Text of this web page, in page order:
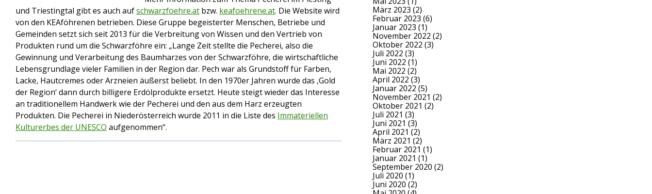
und Triestingtal gibt es auch aufschwarzfoehre.at bzw. keafoehrene.at. Die Website wird
von den KEAföhrenen betrieben. Diese Gruppe begeisterter Menschen, Betriebe und
Gemeinden setzt sich seit 2013 für die Verbreitung von Wissen und den Vertrieb von
Produkten rund um die Schwarzföhre ein: „Lange Zeit stellte die Pecherei, also die
Gewinnung und Verarbeitung des Baumharzes von der Schwarzföhre, die wirtschaftliche
Lebensgrundlage vieler Familien in der Region dar. Pech war als Grundstoff für Farben,
Lacke, Hautcremes oder Arzneien äußerst beliebt. In den 1970er Jahren wurde das ‚Gold
der Region‘ dann durch billigere Erdölprodukte ersetzt. Heute steigt wieder das Interesse
an traditionellem Handwerk wie der Pecherei und den aus dem Harz erzeugten
Produkten. Die Pecherei in Niederösterreich wurde 2011 in die Liste des Immateriellen
Kulturerbes der UNESCO aufgenommen“.
März 2023 (2)
Februar 2023 (6)
Januar 2023 (1)
November 2022 (2)
Oktober 2022 (3)
Juli 2022 (3)
Juni 2022 (1)
Mai 2022 (2)
April 2022 (3)
Januar 2022 (5)
November 2021 (2)
Oktober 2021 (2)
Juli 2021 (3)
Juni 2021 (3)
April 2021 (2)
März 2021 (2)
Februar 2021 (1)
Januar 2021 (1)
September 2020 (2)
Juli 2020 (1)
Juni 2020 (2)